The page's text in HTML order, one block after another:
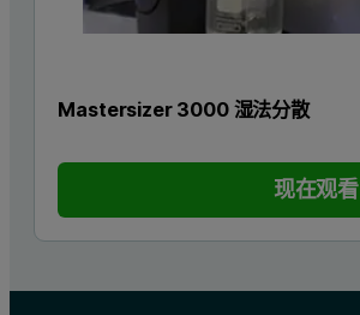
Mastersizer 3000 湿法分散
现在观看